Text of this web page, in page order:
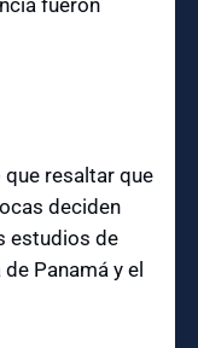
resaltar que
deciden
estudios de
Panamá y el